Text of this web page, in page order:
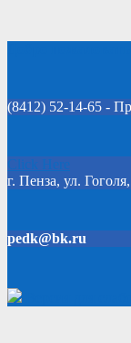
(8412) 52-14-65 -
Click Here
г. Пенза, ул.
pedk@bk.ru